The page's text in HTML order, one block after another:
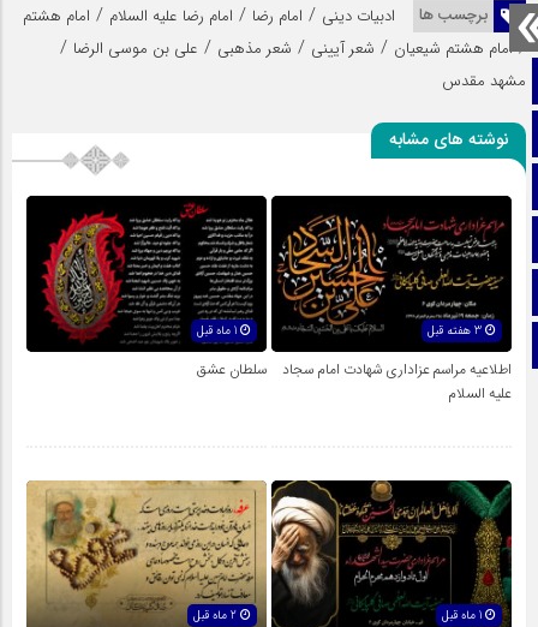
صفحه نخست
تماس با ما
آپارات
اینستاگرام
تلگرام
برچسب ها ادبیات دینی / امام رضا / امام رضا علیه السلام / امام هشتم
/امام هشتم شیعیان / شعر آیینی / شعر مذهبی / علی بن موسی الرضا /
مشهد مقدس
نوشته های مشابه
3 هفته قبل
اطلاعیه مراسم عزاداری شهادت امام سجاد
علیه السلام
سلطان عشق
1 ماه قبل